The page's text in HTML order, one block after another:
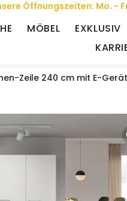
Öffnungszeiten: Mo. -
MÖBEL EXKLUSIV
Zeile 240 cm mit E-